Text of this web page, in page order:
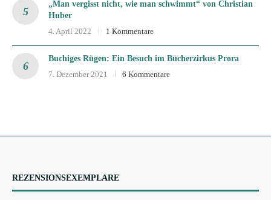
„Man vergisst nicht, wie man schwimmt“ von Christian
Huber
4. April 2022
1 Kommentare
Buchiges Rügen: Ein Besuch im Bücherzirkus Prora
7. Dezember 2021
6 Kommentare
REZENSIONSEXEMPLARE